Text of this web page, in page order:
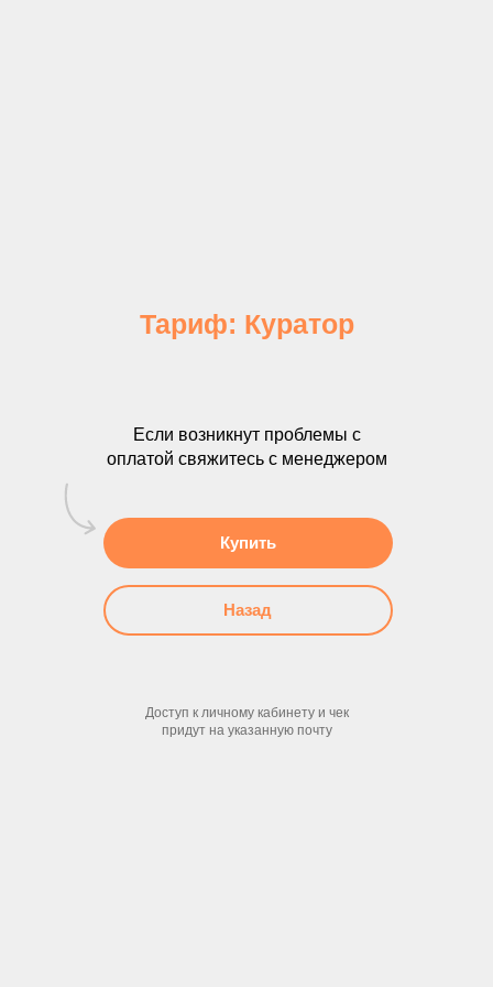
Тариф: Куратор
Если возникнут проблемы с
оплатой свяжитесь с менеджером
Доступ к личному кабинету и чек
придут на указанную почту
Купить
Назад